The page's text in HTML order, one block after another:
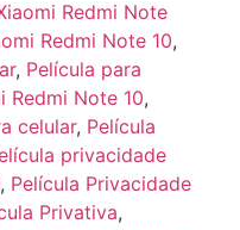
Redmi Note
Redmi Note 10,
, Película para
Redmi Note 10,
celular, Película
privacidade
, Película Privacidade
Privativa,